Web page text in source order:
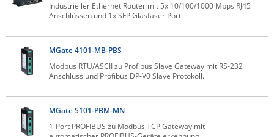
Industrieller Ethernet Router mit 5x 10/100/1000 Mbps RJ45
Anschlüssen und 1x SFP Glasfaser Port
MGate 4101-MB-PBS
Modbus RTU/ASCII zu Profibus Slave Gateway mit RS-232
Anschluss und Profibus DP-V0 Slave Protokoll.
MGate 5101-PBM-MN
1-Port PROFIBUS zu Modbus TCP Gateway mit